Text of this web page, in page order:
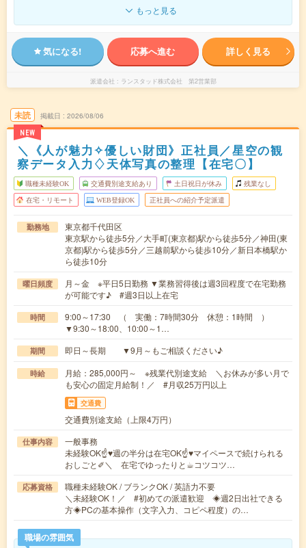
もっと見る
気になる! 応募へ進む 詳しく見る
派遣会社 ランスタッド株式会社 第2営業部
未読
NEW
掲載日 2026/08/06
＼《人が魅力✧優しい財団》正社員／星空の観
察データ入力♢天体写真の整理【在宅〇】
職種未経験OK 交通費別途支給あり 土日祝日が休み 残業なし
在宅・リモート WEB登録OK 正社員への紹介予定派遣
勤務地
東京都千代田区
東京駅から徒歩5分／大手町(東京都)駅から徒歩5分／神田(東
京都)駅から徒歩5分／三越前駅から徒歩10分／新日本橋駅か
ら徒歩10分
曜日頻度
月～金 ※平日5日勤務 ▼業務習得後は週3回程度で在宅勤務
が可能です♪ #週3日以上在宅
時間
9:00～17:30 （ 実働：7時間30分 休憩：1時間 ）
▼9:30～18:00、10:00～1…
期間 即日～長期 ▼9月～もご相談ください♪
時給
月給：285,000円～ ※残業代別途支給 ＼お休みが多い月で
も安心の固定月給制！／ #月収25万円以上
交通費
交通費別途支給（上限4万円）
仕事内容
一般事務
未経験OK☝♥週の半分は在宅OK☝♥マイペースで続けられる
おしごと✐＼ 在宅でゆったりと☕︎コツコツ…
応募資格
職種未経験OK / ブランクOK / 英語力不要
＼未経験OK！／ #初めての派遣歓迎 ◈週2日出社できる
方◈PCの基本操作（文字入力、コピペ程度）の…
職場の雰囲気